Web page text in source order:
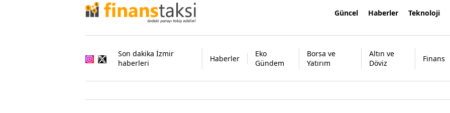
Güncel Haberler Teknoloji
Son dakika İzmir
haberleri
Haberler
Eko
Gündem
Borsa ve
Yatırım
Altın ve
Döviz
Finans